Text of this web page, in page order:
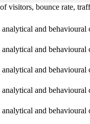
visitors, bounce rate,
and
and
and
and
and